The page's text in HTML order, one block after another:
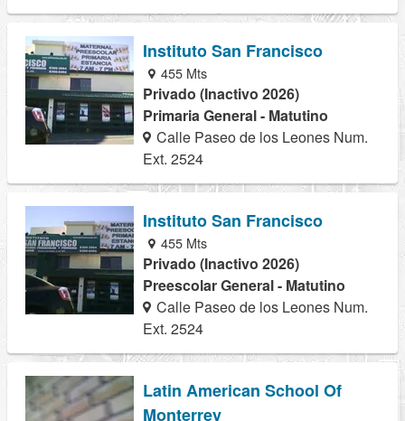
Instituto San Francisco
455 Mts
Privado (Inactivo 2026)
Primaria General - Matutino
Calle Paseo de los Leones Num.
Ext. 2524
Instituto San Francisco
455 Mts
Privado (Inactivo 2026)
Preescolar General - Matutino
Calle Paseo de los Leones Num.
Ext. 2524
Latin American School Of
Monterrey